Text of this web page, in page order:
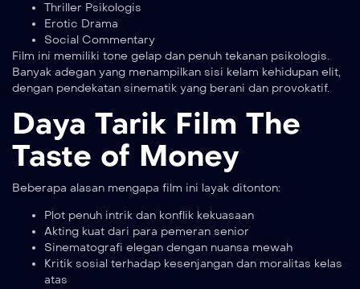
Thriller Psikologis
Erotic Drama
Social Commentary
Film ini memiliki tone gelap dan penuh tekanan psikologis.
Banyak adegan yang menampilkan sisi kelam kehidupan elit,
dengan pendekatan sinematik yang berani dan provokatif.
Daya Tarik Film The
Taste of Money
Beberapa alasan mengapa film ini layak ditonton:
Plot penuh intrik dan konflik kekuasaan
Akting kuat dari para pemeran senior
Sinematografi elegan dengan nuansa mewah
Kritik sosial terhadap kesenjangan dan moralitas kelas
atas